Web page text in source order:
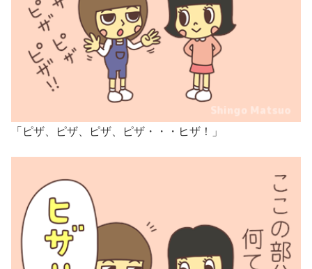
「ピザ、ピザ、ピザ、ピザ・・・ヒザ！」